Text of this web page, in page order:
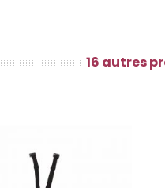
16 autres